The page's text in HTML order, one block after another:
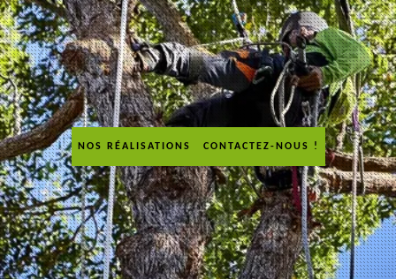
NOS RÉALISATIONS CONTACTEZ-NOUS !